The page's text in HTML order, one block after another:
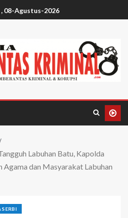
08-Agustus-2026
Labuhan Batu, Kapolda
Agama dan Masyarakat Labuhan
SERBI